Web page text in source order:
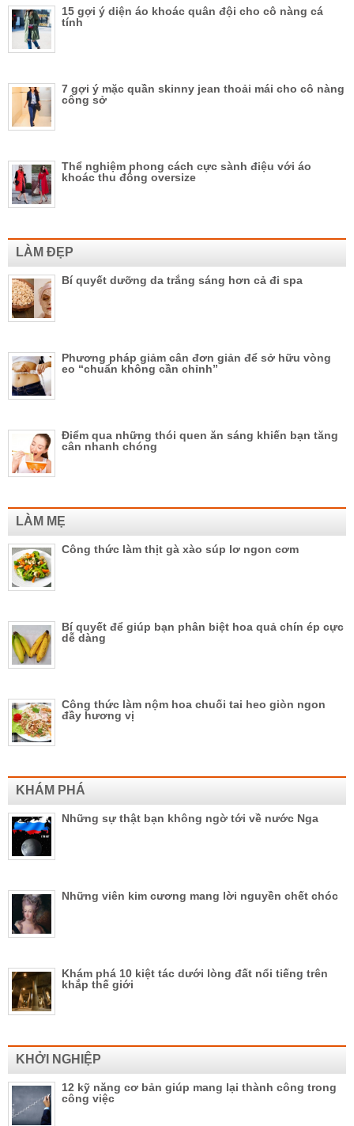
15 gợi ý diện áo khoác quân đội cho cô nàng cá
tính
7 gợi ý mặc quần skinny jean thoải mái cho cô nàng
công sở
Thể nghiệm phong cách cực sành điệu với áo
khoác thu đông oversize
LÀM ĐẸP
Bí quyết dưỡng da trắng sáng hơn cả đi spa
Phương pháp giảm cân đơn giản để sở hữu vòng
eo “chuẩn không cần chỉnh”
Điểm qua những thói quen ăn sáng khiến bạn tăng
cân nhanh chóng
LÀM MẸ
Công thức làm thịt gà xào súp lơ ngon cơm
Bí quyết để giúp bạn phân biệt hoa quả chín ép cực
dễ dàng
Công thức làm nộm hoa chuối tai heo giòn ngon
đầy hương vị
KHÁM PHÁ
Những sự thật bạn không ngờ tới về nước Nga
Những viên kim cương mang lời nguyền chết chóc
Khám phá 10 kiệt tác dưới lòng đất nổi tiếng trên
khắp thế giới
KHỞI NGHIỆP
12 kỹ năng cơ bản giúp mang lại thành công trong
công việc